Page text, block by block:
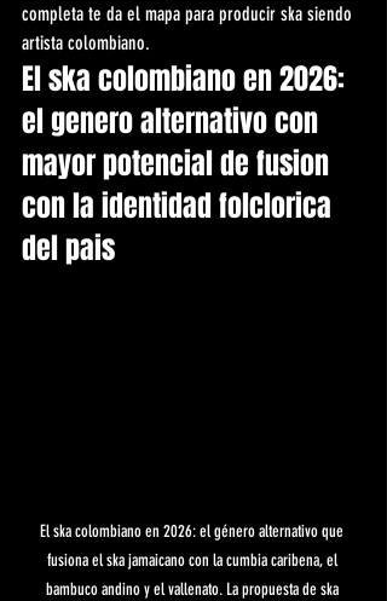
completa te da el mapa para producir ska siendo
artista colombiano.
El ska colombiano en 2026:
el genero alternativo con
mayor potencial de fusion
con la identidad folclorica
del pais
El ska colombiano en 2026: el género alternativo que
fusiona el ska jamaicano con la cumbia caribena, el
bambuco andino y el vallenato. La propuesta de ska